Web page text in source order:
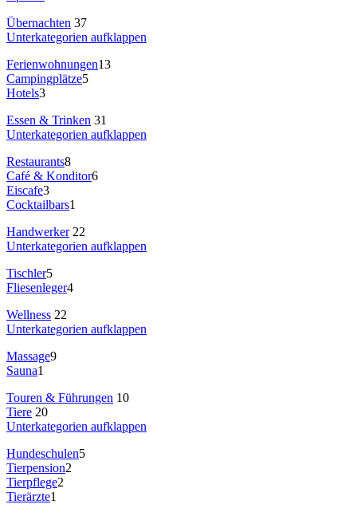
Übernachten 37
Unterkategorien aufklappen
Ferienwohnungen13
Campingplätze5
Hotels3
Essen & Trinken 31
Unterkategorien aufklappen
Restaurants8
Café & Konditor6
Eiscafe3
Cocktailbars1
Handwerker22
Unterkategorien aufklappen
Tischler5
Fliesenleger4
Wellness 22
Unterkategorien aufklappen
Massage9
Sauna1
Touren & Führungen 10
Tiere 20
Unterkategorien aufklappen
Hundeschulen5
Tierpension2
Tierpflege2
Tierärzte1